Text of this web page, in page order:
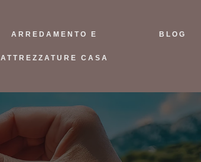
ARREDAMENTO E
ATTREZZATURE CASA
BLOG